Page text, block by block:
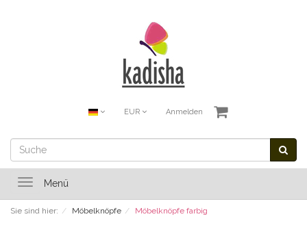
EUR Anmelden
ToggleMenü
Sie sind hier: Möbelknöpfe Möbelknöpfe farbig